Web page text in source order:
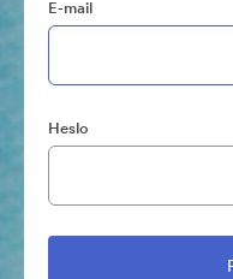
E-mail
Heslo